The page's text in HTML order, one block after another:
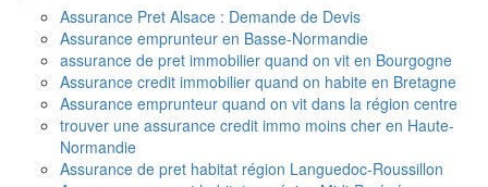
Assurance Pret Alsace : Demande de Devis
Assurance emprunteur en Basse-Normandie
assurance de pret immobilier quand on vit en Bourgogne
Assurance credit immobilier quand on habite en Bretagne
Assurance emprunteur quand on vit dans la région centre
trouver une assurance credit immo moins cher en Haute-
Normandie
Assurance de pret habitat région Languedoc-Roussillon